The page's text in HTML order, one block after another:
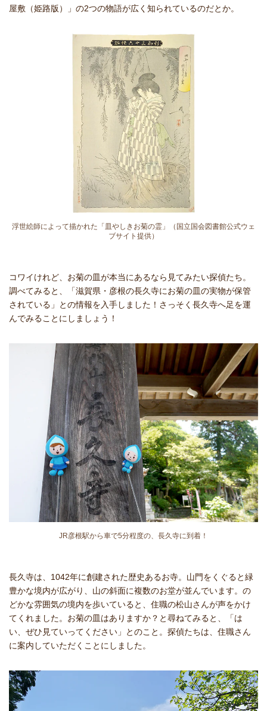
屋敷（姫路版）」の2つの物語が広く知られているのだとか。
浮世絵師によって描かれた「皿やしきお菊の霊」（国立国会図書館公式ウェ
ブサイト提供）
コワイけれど、お菊の皿が本当にあるなら見てみたい探偵たち。
調べてみると、「滋賀県・彦根の長久寺にお菊の皿の実物が保管
されている」との情報を入手しました！さっそく長久寺へ足を運
んでみることにしましょう！
JR彦根駅から車で5分程度の、長久寺に到着！
長久寺は、1042年に創建された歴史あるお寺。山門をくぐると緑
豊かな境内が広がり、山の斜面に複数のお堂が並んでいます。の
どかな雰囲気の境内を歩いていると、住職の松山さんが声をかけ
てくれました。お菊の皿はありますか？と尋ねてみると、「は
い、ぜひ見ていってください」とのこと。探偵たちは、住職さん
に案内していただくことにしました。